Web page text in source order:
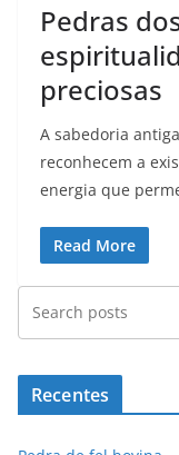
Pedras
preciosas
A sabedoria
reconhecem a
energia que
Read More
Recentes